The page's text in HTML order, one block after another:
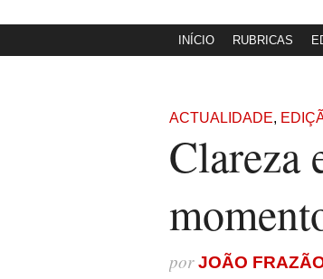
INÍCIO RUBRICAS
ACTUALIDADE,
Clareza
porJOÃO